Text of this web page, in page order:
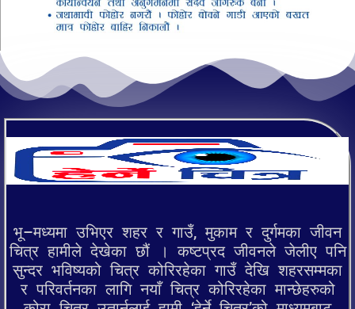
भू–मध्यमा उभिएर शहर र गाउँ, मुकाम र दुर्गमका जीवन
चित्र हामीले देखेका छौं । कष्टप्रद जीवनले जेलीए पनि
सुन्दर भविष्यको चित्र कोरिरहेका गाउँ देखि शहरसम्मका
र परिवर्तनका लागि नयाँ चित्र कोरिरहेका मान्छेहरुको